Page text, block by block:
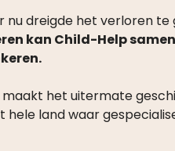
dreigde het verloren
kan Child-Help
het uitermate
hele land waar